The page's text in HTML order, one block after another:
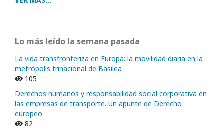
Lo más leído la semana pasada
La vida transfronteriza en Europa: la movilidad diaria en la
metrópolis trinacional de Basilea
105
Derechos humanos y responsabilidad social corporativa en
las empresas de transporte. Un apunte de Derecho
europeo
82